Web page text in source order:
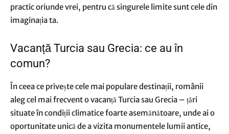
practic oriunde vrei, pentru că singurele limite sunt cele din
imaginația ta.
Vacanță Turcia sau Grecia: ce au în
comun?
În ceea ce privește cele mai populare destinații, românii
aleg cel mai frecvent ovacanță Turciasau Grecia – țări
situate în condiții climatice foarte asemănătoare, unde ai o
oportunitate unică de a vizita monumentele lumii antice,